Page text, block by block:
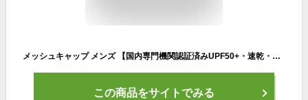
メッシュキャップ メンズ 【国内専門機関認証済みUPF50+・速乾・通気性いい】夏 UVカット キャップ 紫外線対策 日除け 帽子 軽量 ランニング ゴルフ ジョギング 山登り 野球帽 バイク 釣り スボーツ アウトドア 男女兼用 調整可能 (ブラック)
この商品をサイトでみる